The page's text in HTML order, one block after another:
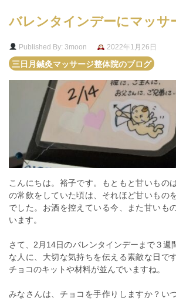
バレンタインデーにマッサ
Published By: 3moon
2022年1月26日
三日月鍼灸マッサージ整体院のブログ
こんにちは。裕子です。もともと甘いもの
の常飲をしていた頃は、それほど甘いもの
でした。お酒を控えている今、また甘いも
います。
さて、2月14日のバレンタインデーまで３週
な人に、大切な気持ちを伝える素敵な日で
チョコのキットや材料が並んでいますね。
みなさんは、チョコを手作りしますか？い